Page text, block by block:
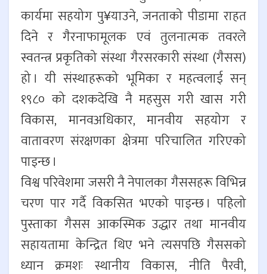
कार्यमा सहयोग पु¥याउने, जनताको पीडामा राहत
दिने र गैरनाफामूलक एवं तुलनात्मक तवरले
स्वतन्त्र प्रकृतिको संस्था गैरसरकारी संस्था (गैसस)
हो । यी संस्थाहरूको भूमिका र महत्वलाई सन्
१९८० को दशकदेखि नै महसुस गरी खास गरी
विकास, मानवअधिकार, मानवीय सहयोग र
वातावरण संरक्षणका क्षेत्रमा परिचालित गरिएको
पाइन्छ ।
विश्व परिवेशमा जसरी नै नेपालका गैससहरू विभिन्न
चरण पार गर्दै विकसित भएको पाइन्छ । पहिलो
पुस्ताका गैसस आकस्मिक उद्धार तथा मानवीय
सहायतामा केन्द्रित थिए भने त्यसपछि गैससको
ध्यान क्रमशः स्थानीय विकास, नीति पैरवी,